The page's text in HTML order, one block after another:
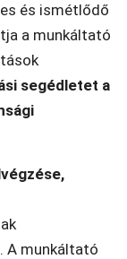
és ismétlődő
a munkáltató
segédletet a
A munkáltató